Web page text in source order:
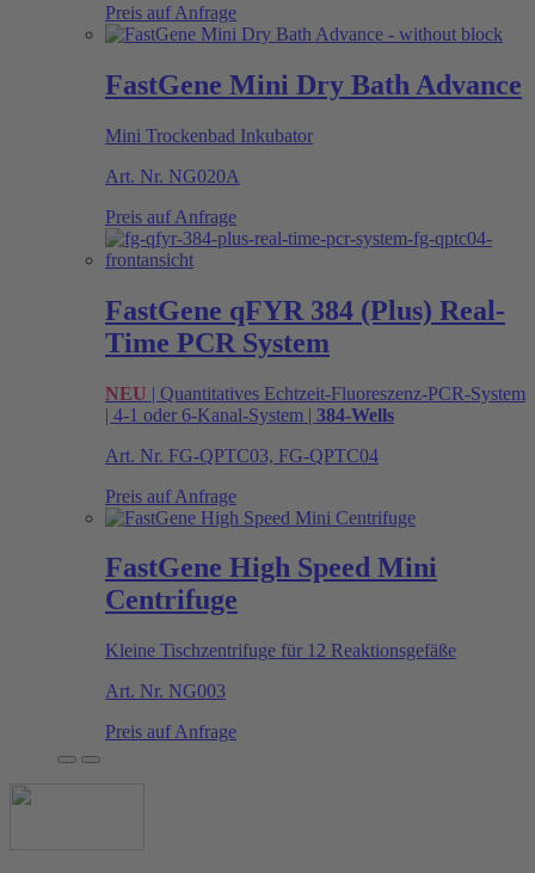
Preis auf Anfrage
FastGene Mini Dry Bath Advance
Mini Trockenbad Inkubator
Art. Nr. NG020A
Preis auf Anfrage
FastGene qFYR 384 (Plus) Real-
Time PCR System
NEU | Quantitatives Echtzeit-Fluoreszenz-PCR-System
| 4-1 oder 6-Kanal-System | 384-Wells
Art. Nr. FG-QPTC03, FG-QPTC04
Preis auf Anfrage
FastGene High Speed Mini
Centrifuge
Kleine Tischzentrifuge für 12 Reaktionsgefäße
Art. Nr. NG003
Preis auf Anfrage